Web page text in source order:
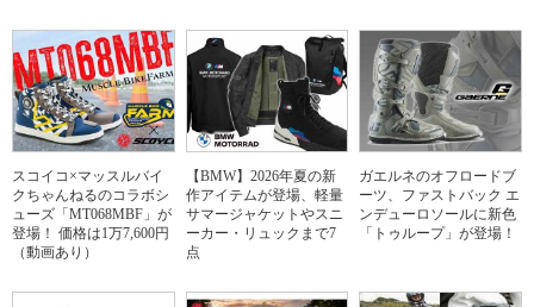
スコイコ×マッスルバイ
クちゃんねるのコラボシ
ューズ「MT068MBF」が
登場！ 価格は1万7,600円
（動画あり）
【BMW】2026年夏の新
作アイテムが登場、軽量
サマージャケットやスニ
ーカー・リュックまで7
点
ガエルネのオフロードブ
ーツ、ファストバック エ
ンデューロソールに新色
「トゥループ」が登場！